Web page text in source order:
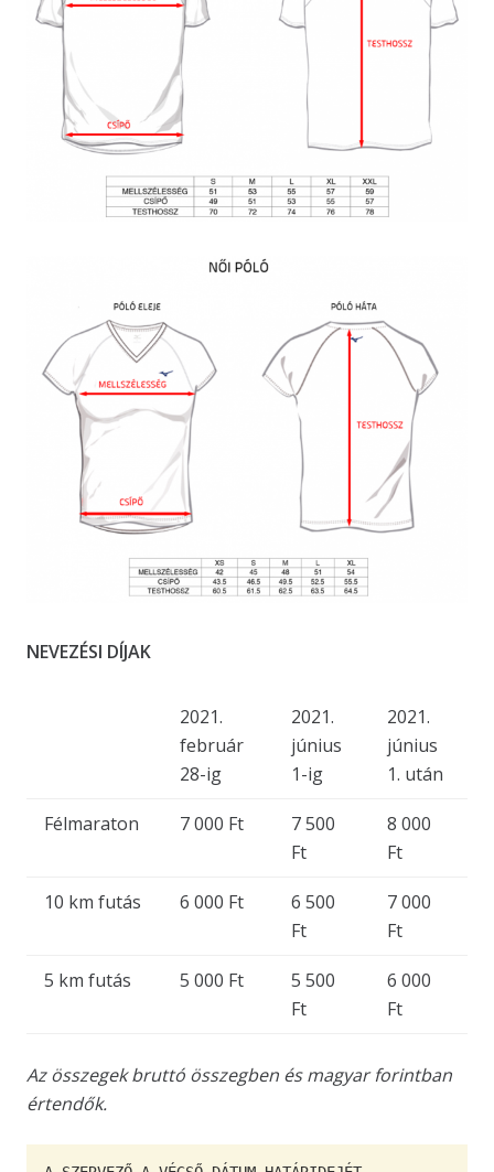
NEVEZÉSI DÍJAK
2021.
február
28-ig
2021.
június
1-ig
2021.
június
1. után
Félmaraton 7 000 Ft
7 500
Ft
8 000
Ft
10 km futás 6 000 Ft
6 500
Ft
7 000
Ft
5 km futás 5 000 Ft
5 500
Ft
6 000
Ft
Az összegek bruttó összegben és magyar forintban
értendők.